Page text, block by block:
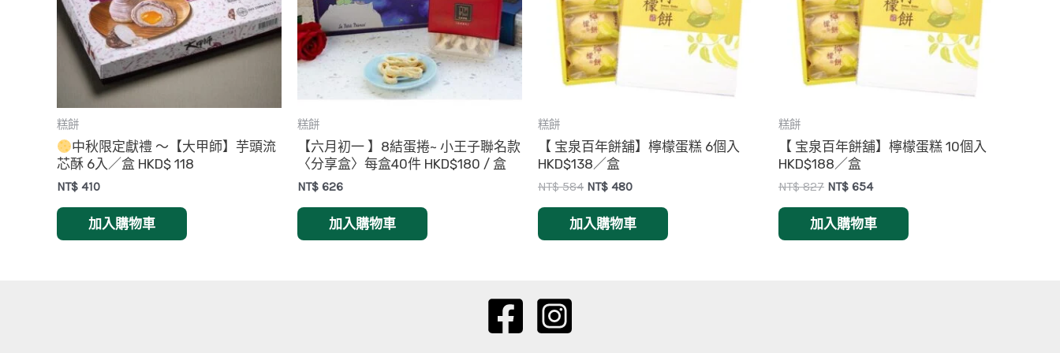
糕餅
中秋限定獻禮 ～【大甲師】芋頭流
芯酥 6入／盒 HKD$ 118
NT$ 410
加入購物車
糕餅
【六月初一 】8結蛋捲~ 小王子聯名款
〈分享盒〉每盒40件 HKD$180 / 盒
NT$ 626
加入購物車
糕餅
【 宝泉百年餅舖】檸檬蛋糕 6個入
HKD$138／盒
NT$584 Original
was:
NT$ 584.
NT$ 480Current
is:
NT$ 480.
加入購物車
糕餅
【 宝泉百年餅舖】檸檬蛋糕 10個入
HKD$188／盒
NT$827 Original
was:
NT$ 827.
NT$ 654Current
is:
NT$ 654.
加入購物車